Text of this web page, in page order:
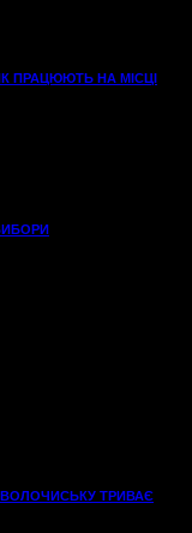
ПРАЦЮЮТЬ НА МІСЦІ
ТРИВАЄ